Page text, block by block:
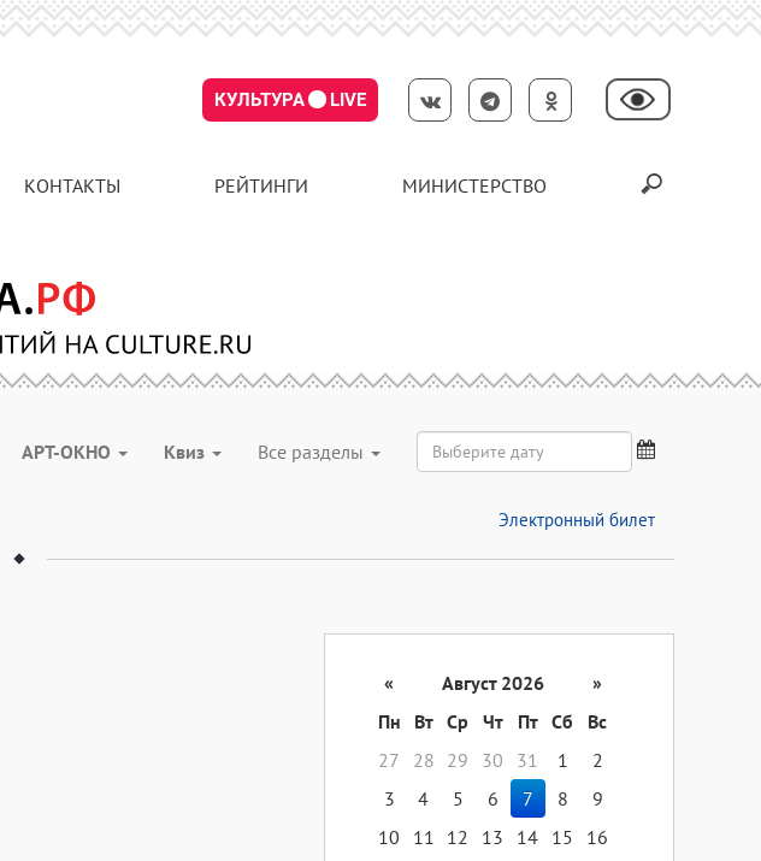
КУЛЬТУРА LIVE
КОНТАКТЫ РЕЙТИНГИ МИНИСТЕРСТВО
АРТ-ОКНО Квиз Все разделы
Электронный билет
« Август 2026
»
Пн
Вт Ср Чт Пт Сб
Вс
27
28 29 30 31 1
2
3
4 5 6 7 8
9
10
11 12 13 14 15
16